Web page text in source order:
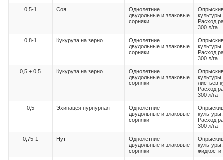
0,5-1 Соя
Однолетние
двудольные и злаковые
сорняки
культуры.
Расход
300 л/га
0,8-1 Кукуруза на зерно
Однолетние
двудольные и злаковые
сорняки
культуры.
Расход
300 л/га
0,5 + 0,5 Кукуруза на зерно
Однолетние
двудольные и злаковые
сорняки
культуры
листьев
Расход
300 л/га
0,5 Эхинацея пурпурная
Однолетние
двудольные и злаковые
сорняки
культуры.
Расход
300 л/га
0,75-1 Нут
Однолетние
двудольные и злаковые
сорняки
жидкости